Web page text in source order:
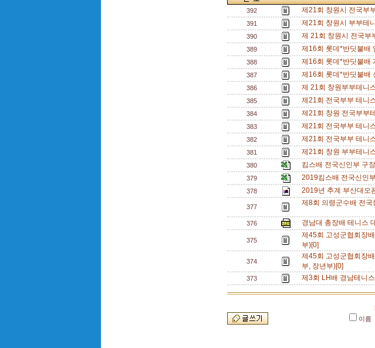
392 제21회 창원시 전국부
391
제21회 창원시 부부테
390
제 21회 창원시 전국부
389
제16회 롯데*반딧불배
388
제16회 롯데*반딧불배
387
제16회 롯데*반딧불배
386
제 21회 창원부부테니
385
제21회 전국부부 테니
384
제21회 창원 전국부부
383
제21회 전국부부 테니
382
제21회 전국부부 테니
381
제21회 창원 부부테니
380
킴스배 전국신인부 구
379
2019킴스배 전국신인
378
2019년 추계 부산대오
377 제8회 의령군수배 전
376 경남대 총장배 테니스
375
제45회 고성군협회장
부)[0]
374
제45회 고성군협회장
부, 장년부)[0]
373 제3회 LH배 경남테니
이름